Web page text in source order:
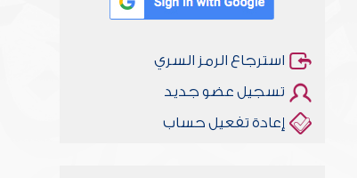
استرجاع الرمز السري
تسجيل عضو جديد
إعادة تفعيل حساب